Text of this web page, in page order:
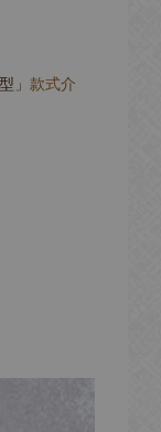
」 款式介